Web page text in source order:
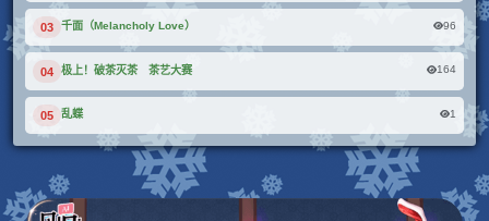
03 千面（Melancholy Love） 96
04 极上！破茶灭茶 茶艺大赛 164
05 乱蝶 1